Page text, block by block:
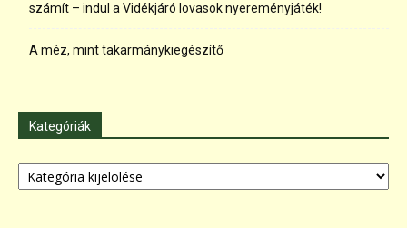
számít – indul a Vidékjáró lovasok nyereményjáték!
A méz, mint takarmánykiegészítő
Kategóriák
Kategóriák